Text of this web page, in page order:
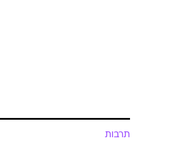
תרבות